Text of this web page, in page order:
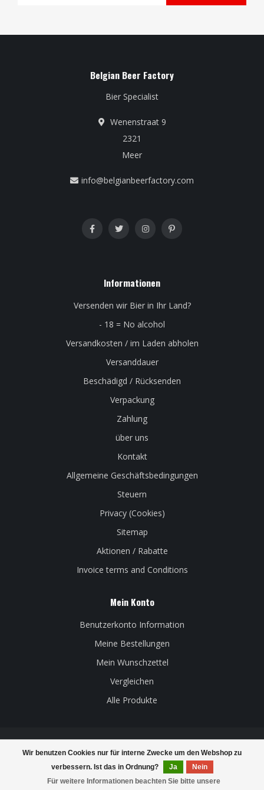
Wir benutzen Cookies nur für interne Zwecke um den Webshop zu
verbessern. Ist das in Ordnung?
Ja
Nein
Für weitere Informationen beachten Sie bitte unsere
Belgian Beer Factory
Bier Specialist
Wenenstraat 9
2321
Meer
info@belgianbeerfactory.com
Informationen
Versenden wir Bier in Ihr Land?
- 18 = No alcohol
Versandkosten / im Laden abholen
Versanddauer
Beschädigd / Rücksenden
Verpackung
Zahlung
über uns
Kontakt
Allgemeine Geschäftsbedingungen
Steuern
Privacy (Cookies)
Sitemap
Aktionen / Rabatte
Invoice terms and Conditions
Mein Konto
Benutzerkonto Information
Meine Bestellungen
Mein Wunschzettel
Vergleichen
Alle Produkte
© Copyright 2026 Belgian Beer Factory - Powered byLightspeed
Theme byDyvelopment